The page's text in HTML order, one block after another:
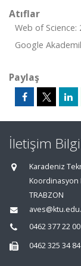
Atıflar
Web of Science:
Google
Paylaş
İletişim
Karadeniz
Koordinasyon
TRABZON
0462 377 22
0462 325 34 84